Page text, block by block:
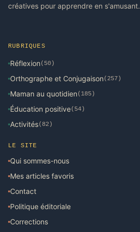
créatives pour apprendre en s'amusant.
RUBRIQUES
Réflexion (50)
Orthographe et Conjugaison (257)
Maman au quotidien (185)
Éducation positive(54)
Activités(82)
LE SITE
Qui sommes-nous
Mes articles favoris
Contact
Politique éditoriale
Corrections